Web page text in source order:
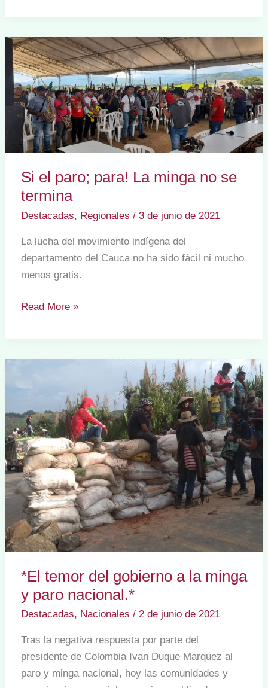
heridos
en
ataque
armado
en
Santander
de
Quilichao
Si el paro; para! La minga no se
termina
Destacadas, Regionales / 3 de junio de 2021
La lucha del movimiento indígena del
departamento del Cauca no ha sido fácil ni mucho
menos gratis.
Si
paro;
para!
minga
se
termina
Read More »
*El temor del gobierno a la minga
y paro nacional.*
Destacadas, Nacionales / 2 de junio de 2021
Tras la negativa respuesta por parte del
presidente de Colombia Ivan Duque Marquez al
paro y minga nacional, hoy las comunidades y